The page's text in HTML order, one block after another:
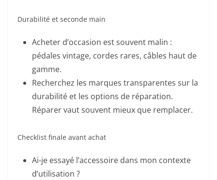
Durabilité et seconde main
Acheter d’occasion est souvent malin :
pédales vintage, cordes rares, câbles haut de
gamme.
Recherchez les marques transparentes sur la
durabilité et les options de réparation.
Réparer vaut souvent mieux que remplacer.
Checklist finale avant achat
Ai-je essayé l’accessoire dans mon contexte
d’utilisation ?